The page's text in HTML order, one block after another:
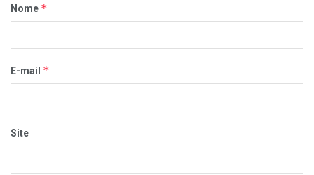
Nome *
E-mail *
Site